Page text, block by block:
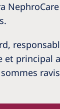
et principal